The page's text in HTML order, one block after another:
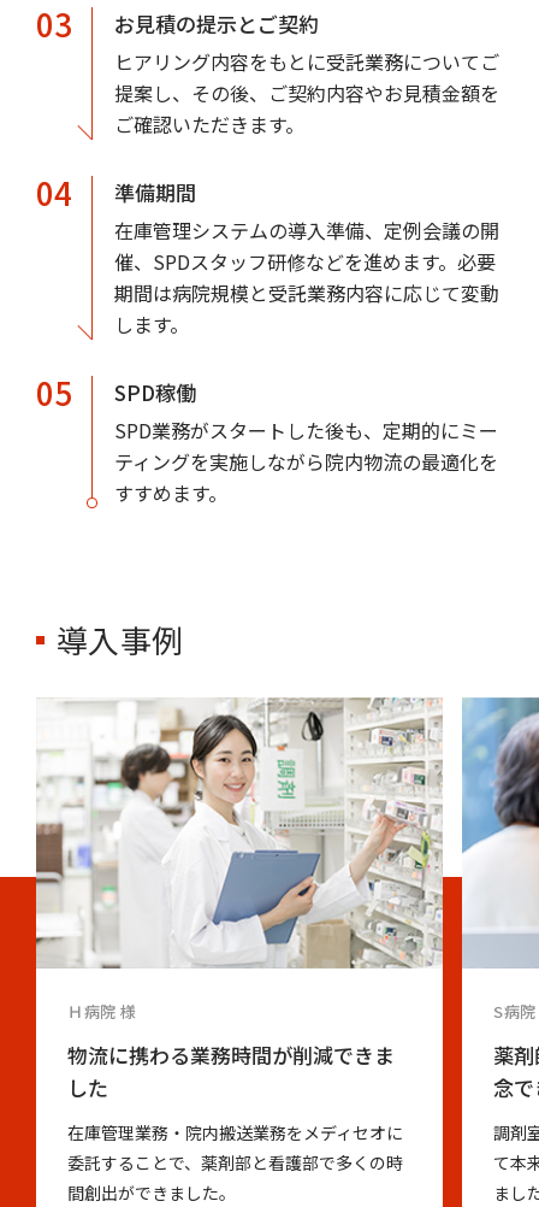
03 お見積の提示とご契約
ヒアリング内容をもとに受託業務についてご
提案し、その後、ご契約内容やお見積金額を
ご確認いただきます。
04 準備期間
在庫管理システムの導入準備、定例会議の開
催、SPDスタッフ研修などを進めます。必要
期間は病院規模と受託業務内容に応じて変動
します。
05 SPD稼働
SPD業務がスタートした後も、定期的にミー
ティングを実施しながら院内物流の最適化を
すすめます。
導入事例
Ｈ病院 様
物流に携わる業務時間が削減できま
した
在庫管理業務・院内搬送業務をメディセオに
委託することで、薬剤部と看護部で多くの時
間創出ができました。
S病
薬
念
調剤
て本
まし